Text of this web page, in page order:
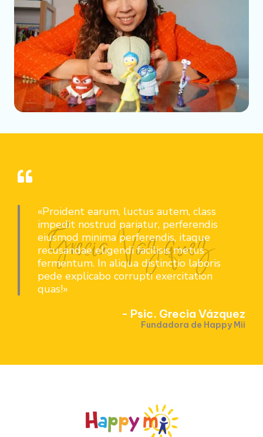
«Proident earum, luctus autem, class
impedit nostrud pariatur, perferendis
eiusmod minima perferendis, itaque
recusandae eligendi facilisis metus
fermentum. In aliqua distinctio laboris
pede explicabo corrupti exercitation
quas!»
- Psic. Grecia Vázquez
Fundadora de Happy Mii